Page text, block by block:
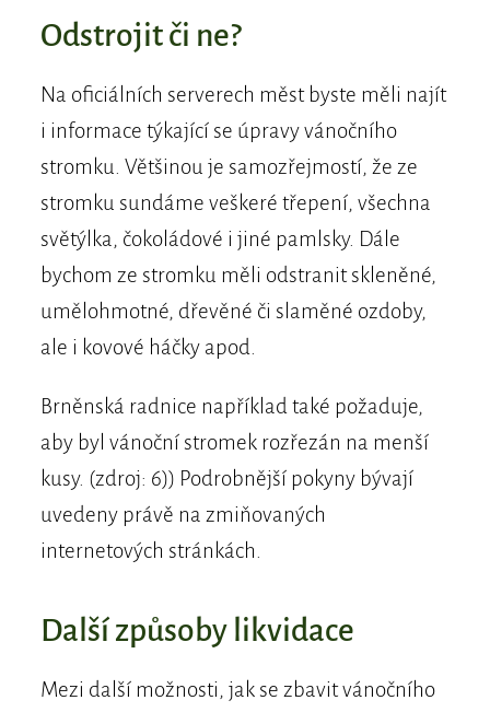
Odstrojit či ne?
Na oficiálních serverech měst byste měli najít
i informace týkající se úpravy vánočního
stromku. Většinou je samozřejmostí, že ze
stromku sundáme veškeré třepení, všechna
světýlka, čokoládové i jiné pamlsky. Dále
bychom ze stromku měli odstranit skleněné,
umělohmotné, dřevěné či slaměné ozdoby,
ale i kovové háčky apod.
Brněnská radnice například také požaduje,
aby byl vánoční stromek rozřezán na menší
kusy. (zdroj: 6)) Podrobnější pokyny bývají
uvedeny právě na zmiňovaných
internetových stránkách.
Další způsoby likvidace
Mezi další možnosti, jak se zbavit vánočního